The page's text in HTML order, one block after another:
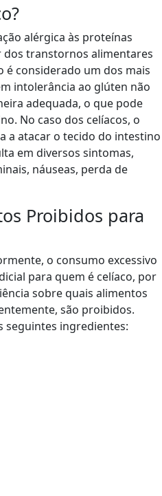
alérgica às proteínas
dos transtornos alimentares
é considerado um dos mais
intolerância ao glúten não
adequada, o que pode
No caso dos celíacos, o
a atacar o tecido do intestino
em diversos sintomas,
náuseas, perda de
Proibidos para
o consumo excessivo
para quem é celíaco, por
sobre quais alimentos
são proibidos.
seguintes ingredientes: